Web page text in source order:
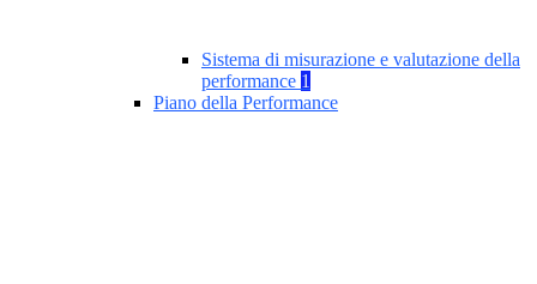
Sistema di misurazione e valutazione della
performance 1
Piano della Performance